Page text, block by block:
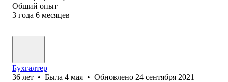
Общий опыт
3 года 6 месяцев
Бухгалтер
36 лет • Была 4 мая • Обновлено 24 сентября 2021